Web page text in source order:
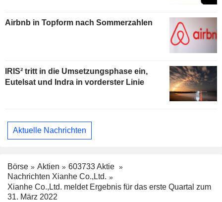
Airbnb in Topform nach Sommerzahlen
IRIS² tritt in die Umsetzungsphase ein,
Eutelsat und Indra in vorderster Linie
Aktuelle Nachrichten
Börse Aktien
603733 Aktie
Nachrichten Xianhe Co.,Ltd.
Xianhe Co.,Ltd. meldet Ergebnis für das erste Quartal zum
31. März 2022